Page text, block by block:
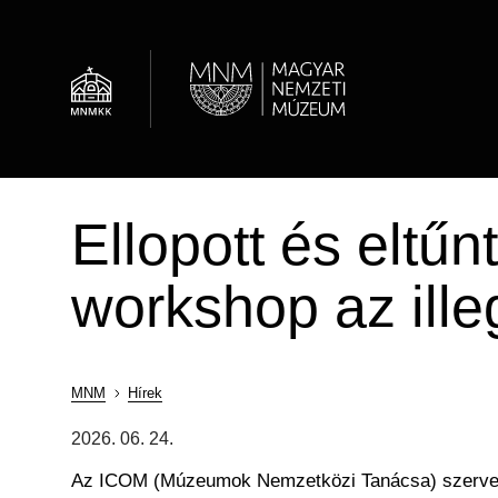
Látogatói információk
Családoknak
Családok
OMMIK
Felnőttképzés
Képcsarnok
Adattár
Ellopott és
workshop az
Morzsa
MNM Hírek
2026. 06. 24.
Az ICOM (Múzeumok Nemzetközi Tanácsa)